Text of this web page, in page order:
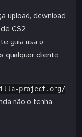
upload, download
CS2
guia usa o
qualquer cliente
project.org/
não o tenha